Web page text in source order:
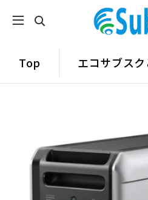
Top エコサブス